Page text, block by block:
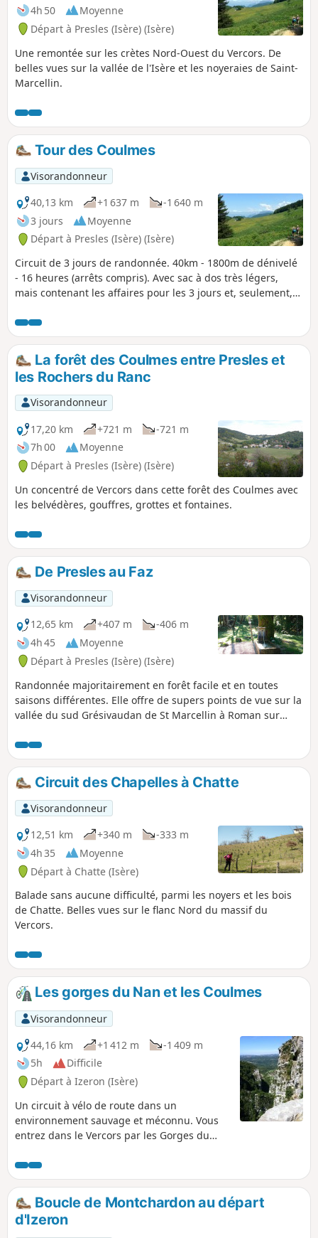
4h 50
Moyenne
Départ à Presles (Isère) (Isère)
Une remontée sur les crètes Nord-Ouest du Vercors. De
belles vues sur la vallée de l'Isère et les noyeraies de Saint-
Marcellin.
Tour des Coulmes
Visorandonneur
40,13 km
+1 637 m
-1 640 m
3 jours
Moyenne
Départ à Presles (Isère) (Isère)
Circuit de 3 jours de randonnée. 40km - 1800m de dénivelé
- 16 heures (arrêts compris). Avec sac à dos très légers,
mais contenant les affaires pour les 3 jours et, seulement,
La forêt des Coulmes entre Presles et
les Rochers du Ranc
Visorandonneur
17,20 km
+721 m
-721 m
7h 00
Moyenne
Départ à Presles (Isère) (Isère)
Un concentré de Vercors dans cette forêt des Coulmes avec
les belvédères, gouffres, grottes et fontaines.
De Presles au Faz
Visorandonneur
12,65 km
+407 m
-406 m
4h 45
Moyenne
Départ à Presles (Isère) (Isère)
Randonnée majoritairement en forêt facile et en toutes
saisons différentes. Elle offre de supers points de vue sur la
vallée du sud Grésivaudan de St Marcellin à Roman sur
Circuit des Chapelles à Chatte
Visorandonneur
12,51 km
+340 m
-333 m
4h 35
Moyenne
Départ à Chatte (Isère)
Balade sans aucune difficulté, parmi les noyers et les bois
de Chatte. Belles vues sur le flanc Nord du massif du
Vercors.
Les gorges du Nan et les Coulmes
Visorandonneur
44,16 km
+1 412 m
-1 409 m
5h
Difficile
Départ à Izeron (Isère)
Un circuit à vélo de route dans un
environnement sauvage et méconnu. Vous
entrez dans le Vercors par les Gorges du
rien à envier aux Gorges de la Bourne mais
elles sont beaucoup moins fréquentées. La
randonnée se poursuit par un petit tour
dans les Coulmes avant de redescendre par
Saint-Pierre-de-Chérennes.
Boucle de Montchardon au départ
d'Izeron